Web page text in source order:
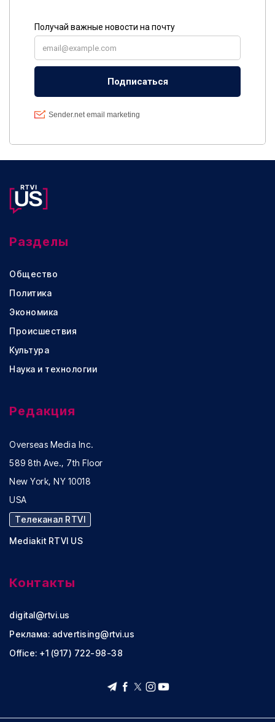
Разделы
Общество
Политика
Экономика
Происшествия
Культура
Наука и технологии
Редакция
Overseas Media Inc.
589 8th Ave., 7th Floor
New York, NY 10018
USA
Телеканал RTVI
Mediakit RTVI US
Контакты
digital@rtvi.us
Реклама: advertising@rtvi.us
Office: +1 (917) 722-98-38